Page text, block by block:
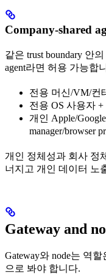
Company-shared
같은 trust boundary 안
agent라면 허용 가능합
전용 머신/VM/컨
전용 OS 사용자 +
개인 Apple/
manager/browser
개인 정체성과 회사 정
너지고 개인 데이터 노
Gateway and
Gateway와 node는 역할
으로 봐야 합니다.